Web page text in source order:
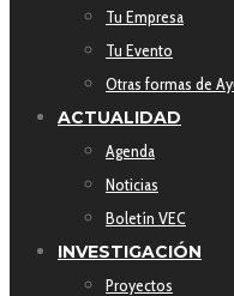
Tu Empresa
Tu Evento
Otras formas de
ACTUALIDAD
Agenda
Noticias
Boletín VEC
INVESTIGACIÓN
Proyectos